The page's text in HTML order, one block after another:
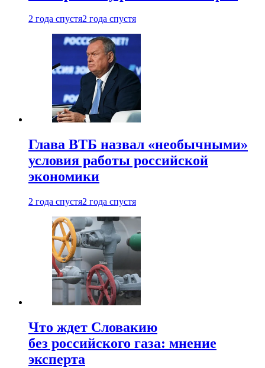
2 года спустя2 года спустя
Глава ВТБ назвал «необычными»
условия работы российской
экономики
2 года спустя2 года спустя
Что ждет Словакию
без российского газа: мнение
эксперта